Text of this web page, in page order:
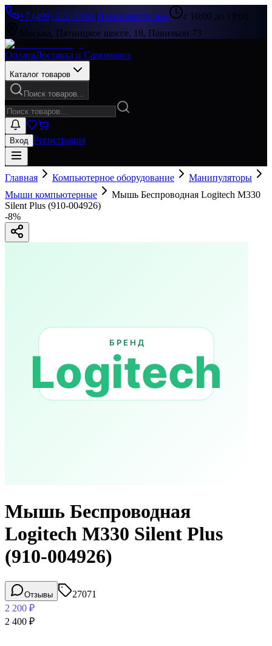
+7 (499) 322-33-86|Перезвоните мне
с 10:00 до 19:00
Москва, Пятницкое шоссе, 18, Павильон 73
ОплатаДоставка и Самовывоз
Каталог товаров
Поиск товаров...
Вход Регистрация
Главная Компьютерное оборудование
Манипуляторы
Мыши компьютерные
Мышь Беспроводная Logitech M330
Silent Plus (910-004926)
-8%
Мышь Беспроводная
Logitech M330 Silent Plus
(910-004926)
Отзывы
27071
2 200 ₽
2 400 ₽